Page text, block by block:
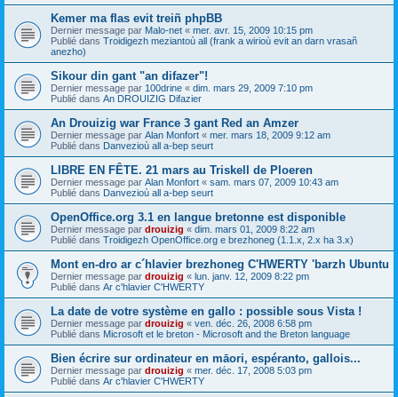
Kemer ma flas evit treiñ phpBB
Dernier message par Malo-net « mer. avr. 15, 2009 10:15 pm
Publié dans Troidigezh meziantoù all (frank a wirioù evit an darn vrasañ
anezho)
Sikour din gant "an difazer"!
Dernier message par 100drine « dim. mars 29, 2009 7:10 pm
Publié dans An DROUIZIG Difazier
An Drouizig war France 3 gant Red an Amzer
Dernier message par Alan Monfort « mer. mars 18, 2009 9:12 am
Publié dans Danvezioù all a-bep seurt
LIBRE EN FÊTE. 21 mars au Triskell de Ploeren
Dernier message par Alan Monfort « sam. mars 07, 2009 10:43 am
Publié dans Danvezioù all a-bep seurt
OpenOffice.org 3.1 en langue bretonne est disponible
Dernier message par drouizig « dim. mars 01, 2009 8:22 am
Publié dans Troidigezh OpenOffice.org e brezhoneg (1.1.x, 2.x ha 3.x)
Mont en-dro ar c´hlavier brezhoneg C'HWERTY 'barzh Ubuntu
Dernier message par drouizig « lun. janv. 12, 2009 8:22 pm
Publié dans Ar c'hlavier C'HWERTY
La date de votre système en gallo : possible sous Vista !
Dernier message par drouizig « ven. déc. 26, 2008 6:58 pm
Publié dans Microsoft et le breton - Microsoft and the Breton language
Bien écrire sur ordinateur en māori, espéranto, gallois...
Dernier message par drouizig « mer. déc. 17, 2008 5:03 pm
Publié dans Ar c'hlavier C'HWERTY